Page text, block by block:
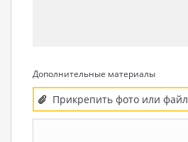
Дополнительные материалы
Прикрепить фото или файл